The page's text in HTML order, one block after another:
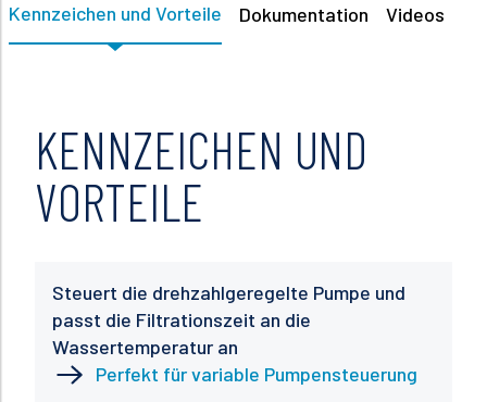
Kennzeichen und Vorteile Dokumentation Videos
KENNZEICHEN UND
VORTEILE
Steuert die drehzahlgeregelte Pumpe und
passt die Filtrationszeit an die
Wassertemperatur an
Perfekt für variable Pumpensteuerung